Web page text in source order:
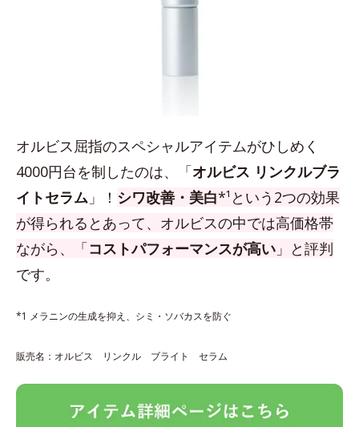
オルビス屈指のスペシャルアイテムがひしめく
4000円台を制したのは、「オルビス リンクルブラ
イトセラム 」！ シワ改善・美白*¹という2つの効果
が得られるとあって、オルビスの中では高価格帯
ながら、「コストパフォーマンスが高い 」と評判
です。
*1 メラニンの生成を抑え、シミ・ソバカスを防ぐ
販売名：オルビス リンクル ブライト セラム